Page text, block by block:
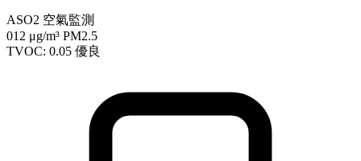
ASO2 空氣監測
012 μg/m³ PM2.5
TVOC: 0.05 優良